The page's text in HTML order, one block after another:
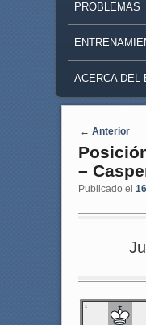
PROBLEMAS
ACERCA DEL
Navegaci�n
← Anterior
–
Publicado el
1